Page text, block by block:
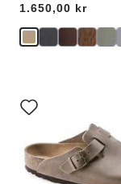
Price:
1.650,00 kr
med
swatch-
vil
oppdatere
produktbildet